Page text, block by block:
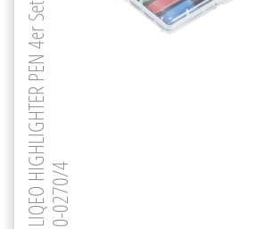
LIQEO HIGHLIGHTER PEN 4er Set0-0270/4